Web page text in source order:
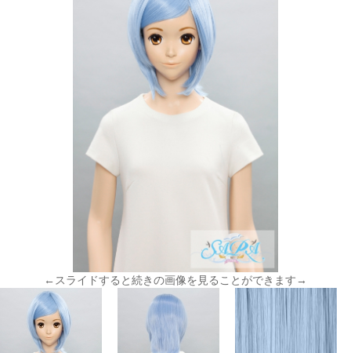
←スライドすると続きの画像を見ることができます→